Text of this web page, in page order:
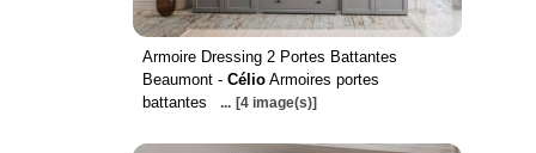
Armoire Dressing 2 Portes Battantes
Beaumont - CélioArmoires portes
battantes
... [4 image(s)]